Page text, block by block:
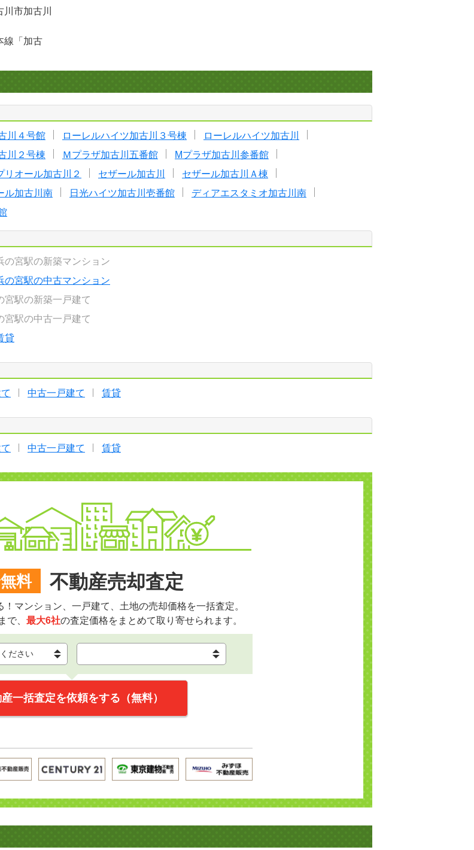
市加古川
線「加古
川４号館 ローレルハイツ加古川３号棟
ローレルハイツ加古川
川２号棟 Ｍプラザ加古川五番館
Mプラザ加古川参番館
リオール加古川２ セザール加古川
セザール加古川Ａ棟
ル加古川南 日光ハイツ加古川壱番館
ディアエスタミオ加古川南
の宮駅の新築マンション
の宮駅の中古マンション
宮駅の新築一戸建て
宮駅の中古一戸建て
貸
中古一戸建て 賃貸
中古一戸建て 賃貸
料 不動産売却査定
マンション、一戸建て、土地の売却価格を一括査定。
で、 最大6社の査定価格をまとめて取り寄せられます。
一括査定を依頼をする（無料）